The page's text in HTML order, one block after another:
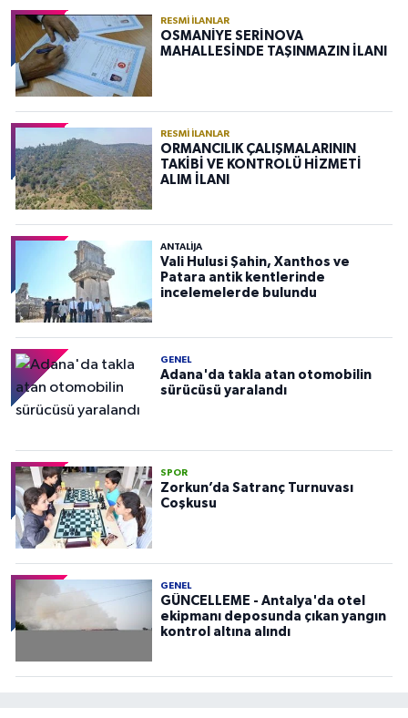
RESMI İLANLAR
OSMANİYE SERİNOVA
MAHALLESİNDE TAŞINMAZIN İLANI
RESMI İLANLAR
ORMANCILIK ÇALIŞMALARININ
TAKİBİ VE KONTROLÜ HİZMETİ
ALIM İLANI
ANTALIJA
Vali Hulusi Şahin, Xanthos ve
Patara antik kentlerinde
incelemelerde bulundu
GENEL
Adana'da takla atan otomobilin
sürücüsü yaralandı
SPOR
Zorkun’da Satranç Turnuvası
Coşkusu
GENEL
GÜNCELLEME - Antalya'da otel
ekipmanı deposunda çıkan yangın
kontrol altına alındı